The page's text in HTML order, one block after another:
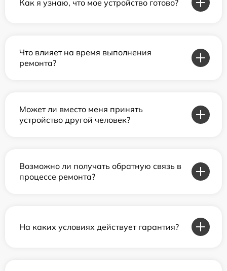
Как я узнаю, что мое устройство готово?
Что влияет на время выполнения
ремонта?
Может ли вместо меня принять
устройство другой человек?
Возможно ли получать обратную связь в
процессе ремонта?
На каких условиях действует гарантия?